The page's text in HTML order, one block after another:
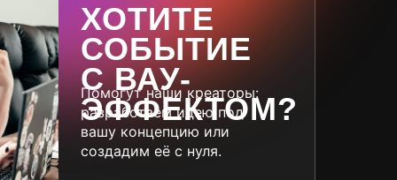
ХОТИТЕ
СОБЫТИЕ
С ВАУ-
ЭФФЕКТОМ?
Помогут наши креаторы:
разработаем идею под
вашу концепцию или
создадим её с нуля.